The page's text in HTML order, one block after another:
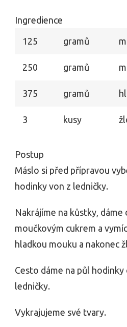
Ingredience
125 gramů
250 gramů
375 gramů
3 kusy
Postup
Máslo si před přípravou
hodinky von z ledničky.
Nakrájíme na kůstky,
moučkovým cukrem a
hladkou mouku a nakonec
Cesto dáme na půl
ledničky.
Vykrajujeme své tvary.